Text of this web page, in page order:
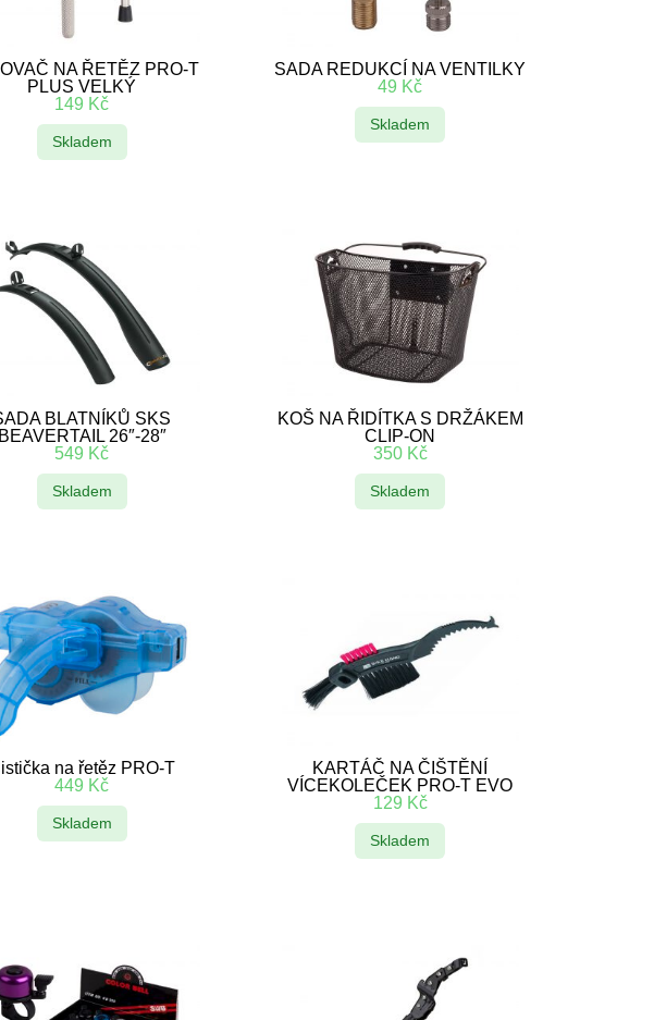
NA ŘETĚZ PRO-T
PLUS VELKÝ
149 Kč
Skladem
SADA REDUKCÍ NA VENTILKY
49 Kč
Skladem
BLATNÍKŮ SKS
BEAVERTAIL 26″-28″
549 Kč
Skladem
KOŠ NA ŘIDÍTKA S DRŽÁKEM
CLIP-ON
350 Kč
Skladem
na řetěz PRO-T
449 Kč
Skladem
KARTÁČ NA ČIŠTĚNÍ
VÍCEKOLEČEK PRO-T EVO
129 Kč
Skladem